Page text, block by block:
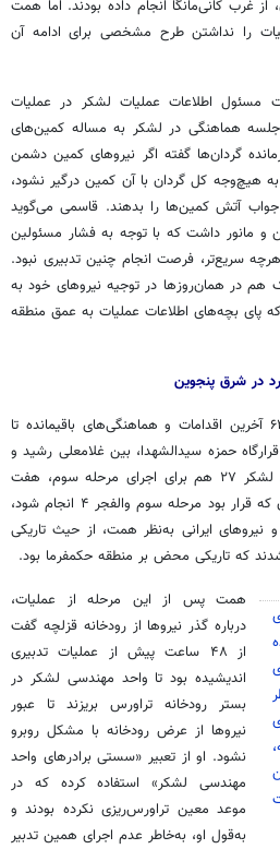
غرب کانی‌مانگا انجام داده بودند. اما همت
را نداشتن طرح مشخصی برای ادامه آن
اطلاعات عملیات لشکر در عملیات
جلسه هماهنگی در لشکر به مساله کمین‌های
گردان‌ها گفته اگر نیروهای کمین دشمن
هیچ‌وجه کل گردان با آن کمین درگیر نشود،
آتش کمین‌ها را بدهند. قاسمی می‌گوید
و مانور داشت که با توجه به فشار مسئولین
سریع‌تر، فرصت انجام چنین تدبیری نبود.
هم در همان‌روزها در توجیه نیروهای خود به
پای بچه‌های اطلاعات عملیات به عمق منطقه
از سحرگاه روز چهارشنبه ۱۱ آبان ۶۲ آخرین اقدامات و هماهنگی‌های باقیمانده تا
حمزه سیدالشهدا، بین غلامعلی رشید و
عزیز جعفری انجام شد. فرماندهی لشکر ۲۷ هم برای اجرای مرحله سوم، هفت
گردان را در نظر گرفت. شب ۱۱ آبان که قرار بود مرحله سوم والفجر ۴ انجام شود،
قمری بود و نیروهای ایرانی به‌نظر همت، از حیث تاریکی
که تاریکی محض بر منطقه حکمفرما بود.
همت پس از این مرحله از عملیات،
درباره گذر نیروها از رودخانه قزلچه گفت
از ۴۸ ساعت پیش از عملیات تدبیری
اندیشیده بود تا واحد مهندسی لشکر در
بستر رودخانه تراورس بریزند تا عبور
نیروها از عرض رودخانه با مشکل روبرو
نشود. او از تعبیر «سستی برادرهای واحد
مهندسی لشکر» استفاده کرده که در
موعد معین تراورس‌ریزی نکرده بودند و
به‌قول او، به‌خاطر عدم اجرای همین تدبیر